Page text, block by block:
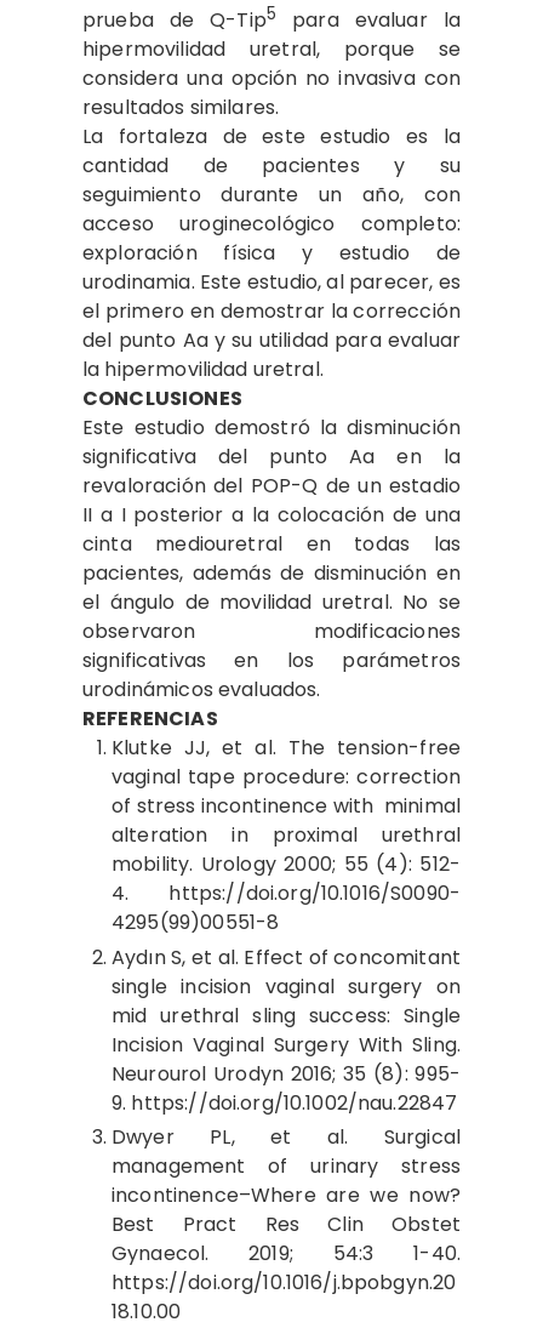
prueba de Q-Tip5
para evaluar la
hipermovilidad uretral, porque se
considera una opción no invasiva con
resultados similares.
La fortaleza de este estudio es la
cantidad de pacientes y su
seguimiento durante un año, con
acceso uroginecológico completo:
exploración física y estudio de
urodinamia. Este estudio, al parecer, es
el primero en demostrar la corrección
del punto Aa y su utilidad para evaluar
la hipermovilidad uretral.
CONCLUSIONES
Este estudio demostró la disminución
significativa del punto Aa en la
revaloración del POP-Q de un estadio
II a I posterior a la colocación de una
cinta mediouretral en todas las
pacientes, además de disminución en
el ángulo de movilidad uretral. No se
observaron modificaciones
significativas en los parámetros
urodinámicos evaluados.
REFERENCIAS
Klutke JJ, et al. The tension-free
vaginal tape procedure: correction
of stress incontinence with minimal
alteration in proximal urethral
mobility. Urology 2000; 55 (4): 512-
4. https://doi.org/10.1016/S0090-
4295(99)00551-8
Aydın S, et al. Effect of concomitant
single incision vaginal surgery on
mid urethral sling success: Single
Incision Vaginal Surgery With Sling.
Neurourol Urodyn 2016; 35 (8): 995-
9. https://doi.org/10.1002/nau.22847
Dwyer PL, et al. Surgical
management of urinary stress
incontinence–Where are we now?
Best Pract Res Clin Obstet
Gynaecol. 2019; 54:3 1-40.
https://doi.org/10.1016/j.bpobgyn.20
18.10.00